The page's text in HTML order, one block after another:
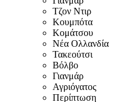
Τζον Ντιρ
Κουμπότα
Κομάτσου
Νέα Ολλανδία
Τακεούτσι
Βόλβο
Γιανμάρ
Αγριόγατος
Περίπτωση